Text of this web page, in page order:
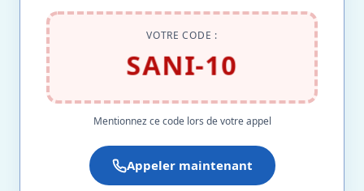
VOTRE CODE :
SANI-10
Mentionnez ce code lors de votre appel
Appeler maintenant